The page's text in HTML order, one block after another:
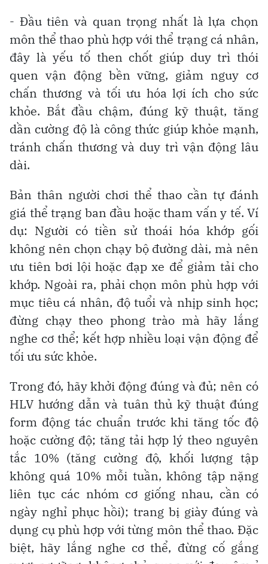
- Đầu tiên và quan trọng nhất là lựa chọn
môn thể thao phù hợp với thể trạng cá nhân,
đây là yếu tố then chốt giúp duy trì thói
quen vận động bền vững, giảm nguy cơ
chấn thương và tối ưu hóa lợi ích cho sức
khỏe. Bắt đầu chậm, đúng kỹ thuật, tăng
dần cường độ là công thức giúp khỏe mạnh,
tránh chấn thương và duy trì vận động lâu
dài.
Bản thân người chơi thể thao cần tự đánh
giá thể trạng ban đầu hoặc tham vấn y tế. Ví
dụ: Người có tiền sử thoái hóa khớp gối
không nên chọn chạy bộ đường dài, mà nên
ưu tiên bơi lội hoặc đạp xe để giảm tải cho
khớp. Ngoài ra, phải chọn môn phù hợp với
mục tiêu cá nhân, độ tuổi và nhịp sinh học;
đừng chạy theo phong trào mà hãy lắng
nghe cơ thể; kết hợp nhiều loại vận động để
tối ưu sức khỏe.
Trong đó, hãy khởi động đúng và đủ; nên có
HLV hướng dẫn và tuân thủ kỹ thuật đúng
form động tác chuẩn trước khi tăng tốc độ
hoặc cường độ; tăng tải hợp lý theo nguyên
tắc 10% (tăng cường độ, khối lượng tập
không quá 10% mỗi tuần, không tập nặng
liên tục các nhóm cơ giống nhau, cần có
ngày nghỉ phục hồi); trang bị giày đúng và
dụng cụ phù hợp với từng môn thể thao. Đặc
biệt, hãy lắng nghe cơ thể, đừng cố gắng